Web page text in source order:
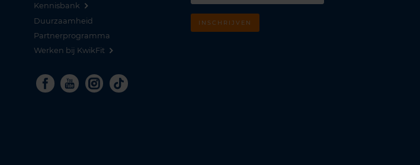
Kennisbank
Duurzaamheid
Partnerprogramma
Werken bij KwikFit
Facebook
YoutubeInstagram
Tiktok
INSCHRIJVEN